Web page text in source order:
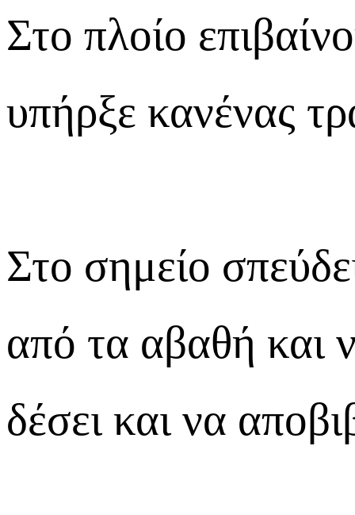
Στο πλοίο
υπήρξε κανένας
Στο σημείο
από τα αβαθή και
δέσει και να